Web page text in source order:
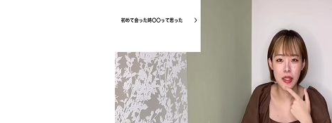
レトロパソコンの雑誌掲載プログラムリストを打ち込んだゲームプレ
積水ハウス「地面師に55億円騙し取られた…」 ワイ「はえーかわいそ
「これで11万取られたの!?」あるX民が玄関ドアノブの修理を頼んだら
「題名のない音楽会」ゲーム音楽批判から36年 ～因果な逆転劇～